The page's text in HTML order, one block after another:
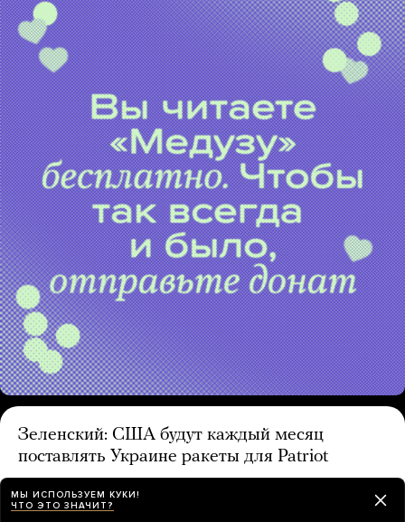
Зеленский: США будут каждый месяц
поставлять Украине ракеты для Patriot
МЫ ИСПОЛЬЗУЕМ КУКИ!
ЧТО ЭТО ЗНАЧИТ?